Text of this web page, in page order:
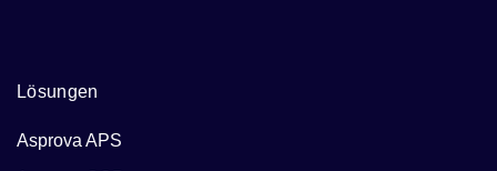
Lösungen
Asprova APS